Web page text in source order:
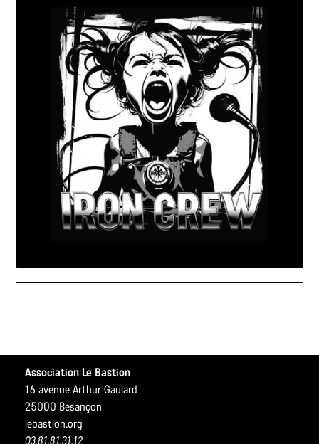
Association Le Bastion
16 avenue Arthur Gaulard
25000 Besançon
lebastion.org
03.81.81.31.12